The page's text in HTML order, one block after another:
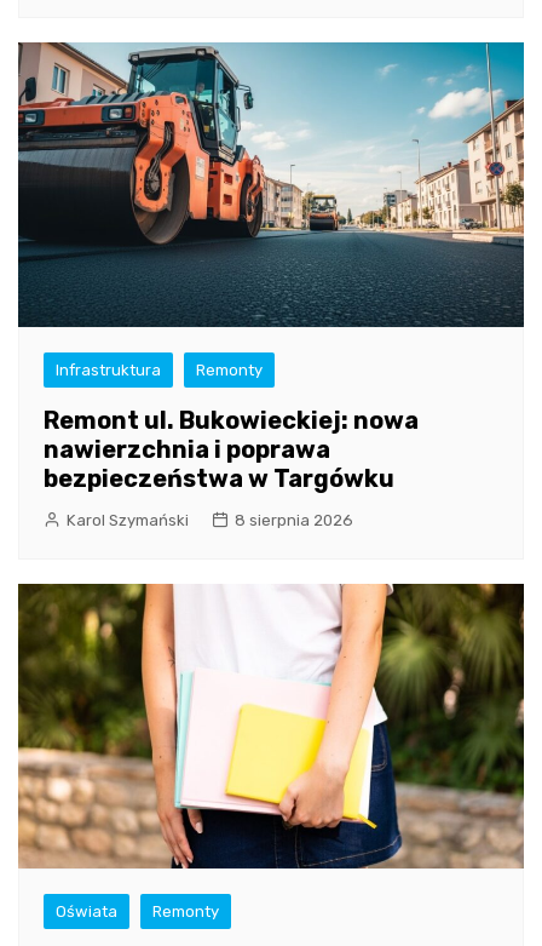
Infrastruktura Remonty
Remont ul. Bukowieckiej: nowa
nawierzchnia i poprawa
bezpieczeństwa w Targówku
Karol Szymański 8 sierpnia 2026
Oświata Remonty